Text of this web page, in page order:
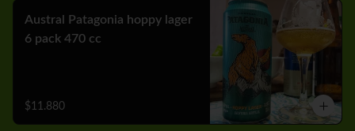
Austral Patagonia hoppy lager
6 pack 470 cc
$11.880